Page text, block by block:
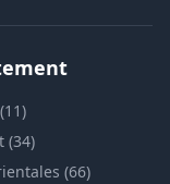
(34)
(66)